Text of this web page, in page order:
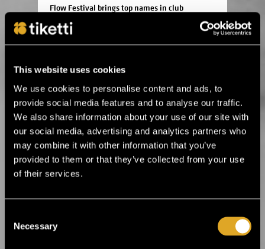
This website uses cookies
We use cookies to personalise content and ads, to
provide social media features and to analyse our traffic.
We also share information about your use of our site with
our social media, advertising and analytics partners who
may combine it with other information that you’ve
provided to them or that they’ve collected from your use
of their services.
Selection
Necessary
Flow Festival brings top names in club
music to Heineken Backyard ›
Flow Festival’s Balloon 360° presents
music legends and irresistible rhythms ›
16.1.2026 12:00
Helsinki Music Week announces its first
artist lineup! ›
Ankea Festival releases a headliner! ›